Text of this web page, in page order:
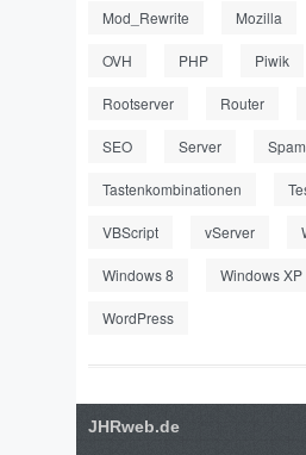
Mod_Rewrite Mozilla
OVH PHP Piwik
Rootserver Router
SEO Server Spam
Tastenkombinationen
VBScript vServer
Windows 8 Windows XP
WordPress
JHRweb.de